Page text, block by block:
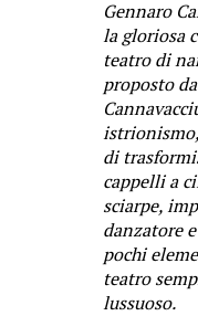
Gennaro
la gloriosa
teatro di
proposto
istrionismo,
di
cappelli a
sciarpe,
danzatore
pochi
teatro
lussuoso.